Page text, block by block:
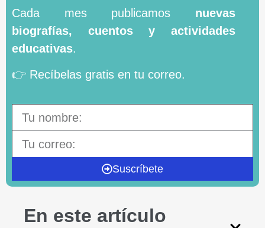
Cada mes publicamos nuevas
biografías, cuentos y actividades
educativas.
👉 Recíbelas gratis en tu correo.
Suscríbete
En este artículo